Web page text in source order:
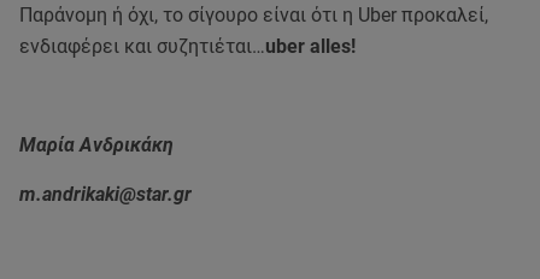
Παράνομη ή όχι, το σίγουρο είναι ότι η Uber προκαλεί,
ενδιαφέρει και συζητιέται…uber alles!
Μαρία Ανδρικάκη
m.andrikaki@star.gr